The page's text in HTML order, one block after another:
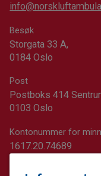
Besøk
Storgata 33 A,
0184 Oslo
Post
Postboks 414
0103 Oslo
Kontonummer for
1617.20.74689